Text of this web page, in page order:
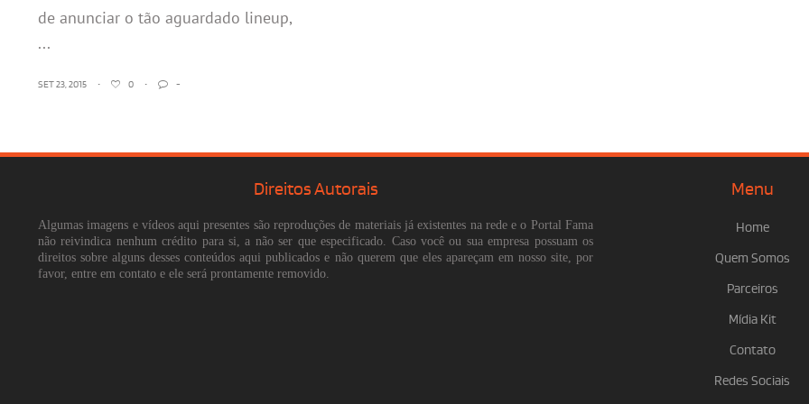
de anunciar o tão aguardado lineup,
...
SET 23, 2015 • 0 • -
Direitos Autorais
Algumas imagens e vídeos aqui presentes são reproduções de materiais já existentes na rede e o Portal Fama
não reivindica nenhum crédito para si, a não ser que especificado. Caso você ou sua empresa possuam os
direitos sobre alguns desses conteúdos aqui publicados e não querem que eles apareçam em nosso site, por
favor, entre em contato e ele será prontamente removido.
Menu
Home
Quem Somos
Parceiros
Mídia Kit
Contato
Redes Sociais